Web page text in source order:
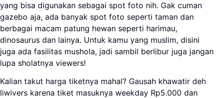
yang bisa digunakan sebagai spot foto nih. Gak cuman
gazebo aja, ada banyak spot foto seperti taman dan
berbagai macam patung hewan seperti harimau,
dinosaurus dan lainya. Untuk kamu yang muslim, disini
juga ada fasilitas mushola, jadi sambil berlibur juga jangan
lupa sholatnya viewers!
Kalian takut harga tiketnya mahal? Gausah khawatir deh
liwivers karena tiket masuknya weekday Rp5.000 dan